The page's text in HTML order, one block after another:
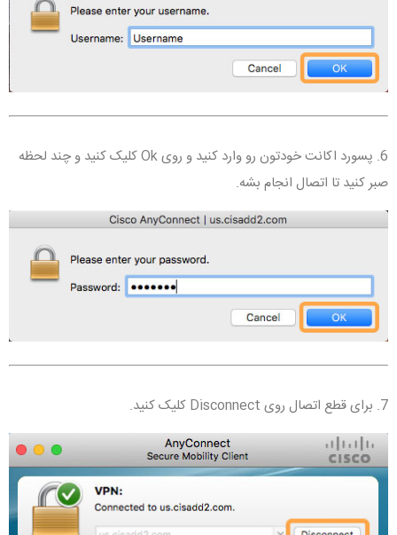
6. پسورد اکانت خودتون رو وارد کنید و روی Ok کلیک کنید و چند لحظه
صبر کنید تا اتصال انجام بشه.
7. برای قطع اتصال روی Disconnect کلیک کنید.